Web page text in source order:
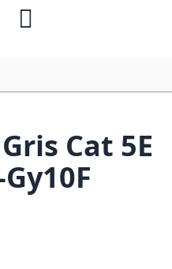
Cat 5E